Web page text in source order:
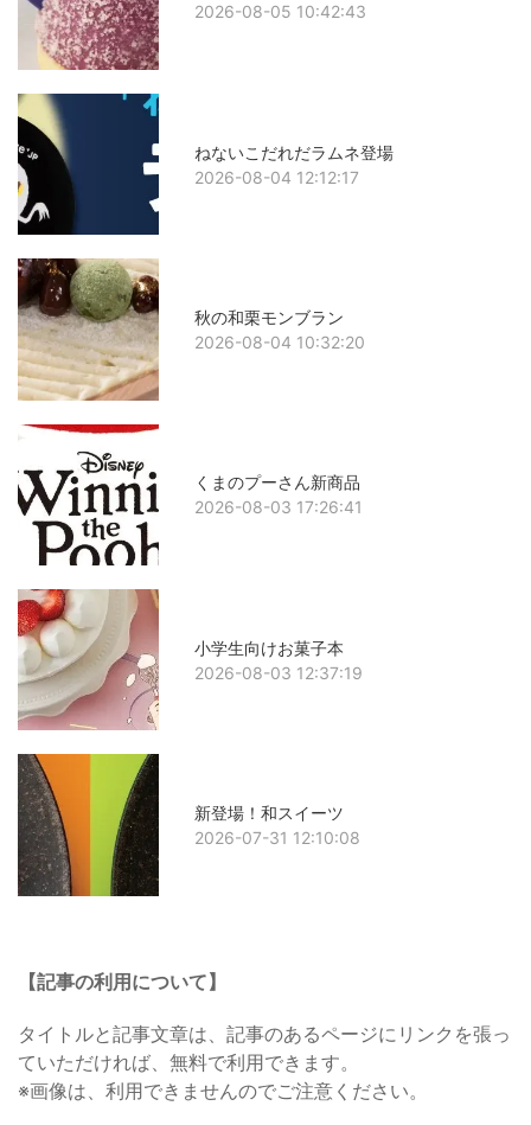
2026-08-05 10:42:43
ねないこだれだラムネ登場
2026-08-04 12:12:17
秋の和栗モンブラン
2026-08-04 10:32:20
くまのプーさん新商品
2026-08-03 17:26:41
小学生向けお菓子本
2026-08-03 12:37:19
新登場！和スイーツ
2026-07-31 12:10:08
【記事の利用について】
タイトルと記事文章は、記事のあるページにリンクを張っ
ていただければ、無料で利用できます。
※画像は、利用できませんのでご注意ください。